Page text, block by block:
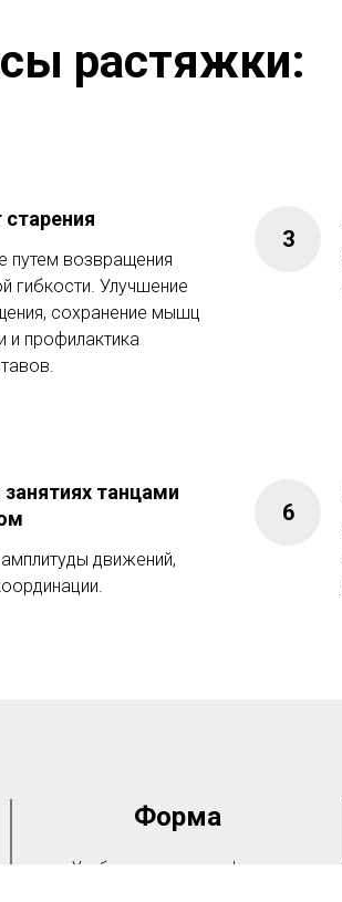
растяжки:
путем возвращения
гибкости. Улучшение
сохранение мышц
и профилактика
танцами
движений,
Форма
Удобная спортивная форма,